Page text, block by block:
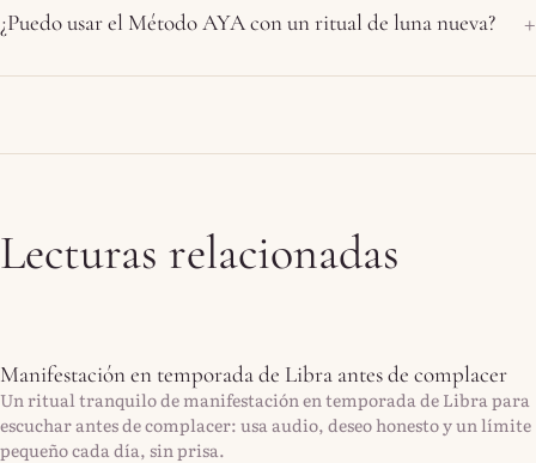
¿Puedo usar el Método AYA con un ritual de luna nueva?
Lecturas relacionadas
Manifestación en temporada de Libra antes de complacer
Un ritual tranquilo de manifestación en temporada de Libra para
escuchar antes de complacer: usa audio, deseo honesto y un límite
pequeño cada día, sin prisa.